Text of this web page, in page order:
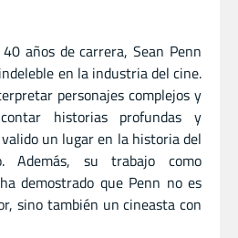
años de carrera, Sean Penn
en la industria del cine.
personajes complejos y
historias profundas y
un lugar en la historia del
Además, su trabajo como
demostrado que Penn no es
sino también un cineasta con